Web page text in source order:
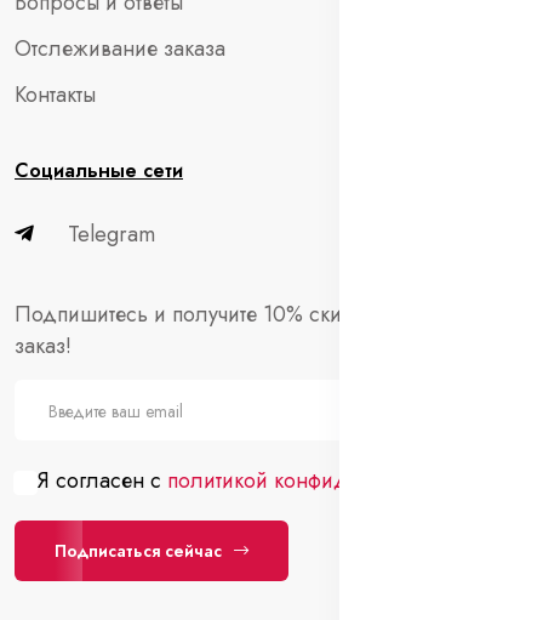
Отслеживание заказа
Контакты
Социальные сети
Telegram
Подпишитесь и получите 10% скидки на первый
заказ!
Я согласен с политикой конфиденциальности
Подписаться сейчас